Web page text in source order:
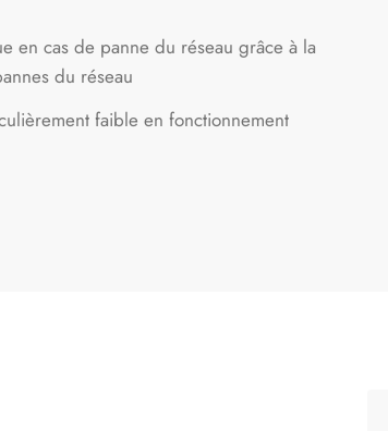
en cas de panne du réseau grâce à la
du réseau
faible en fonctionnement